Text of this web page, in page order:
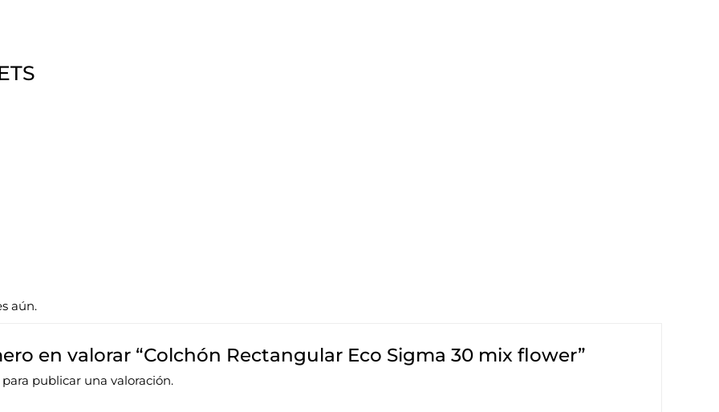
aún.
en valorar “Colchón Rectangular Eco Sigma 30 mix flower”
para publicar una valoración.